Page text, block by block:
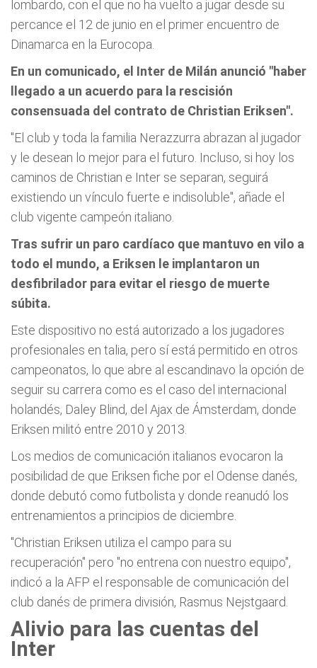
lombardo, con el que no ha vuelto a jugar desde su
percance el 12 de junio en el primer encuentro de
Dinamarca en la Eurocopa.
En un comunicado, el Inter de Milán anunció "haber
llegado a un acuerdo para la rescisión
consensuada del contrato de Christian Eriksen".
"El club y toda la familia Nerazzurra abrazan al jugador
y le desean lo mejor para el futuro. Incluso, si hoy los
caminos de Christian e Inter se separan, seguirá
existiendo un vínculo fuerte e indisoluble", añade el
club vigente campeón italiano.
Tras sufrir un paro cardíaco que mantuvo en vilo a
todo el mundo, a Eriksen le implantaron un
desfibrilador para evitar el riesgo de muerte
súbita.
Este dispositivo no está autorizado a los jugadores
profesionales en talia, pero sí está permitido en otros
campeonatos, lo que abre al escandinavo la opción de
seguir su carrera como es el caso del internacional
holandés, Daley Blind, del Ajax de Ámsterdam, donde
Eriksen militó entre 2010 y 2013.
Los medios de comunicación italianos evocaron la
posibilidad de que Eriksen fiche por el Odense danés,
donde debutó como futbolista y donde reanudó los
entrenamientos a principios de diciembre.
"Christian Eriksen utiliza el campo para su
recuperación" pero "no entrena con nuestro equipo",
indicó a la AFP el responsable de comunicación del
club danés de primera división, Rasmus Nejstgaard.
Alivio para las cuentas del
Inter